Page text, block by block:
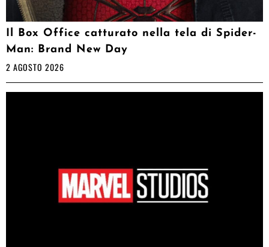
Il Box Office catturato nella tela di Spider-
Man: Brand New Day
2 AGOSTO 2026